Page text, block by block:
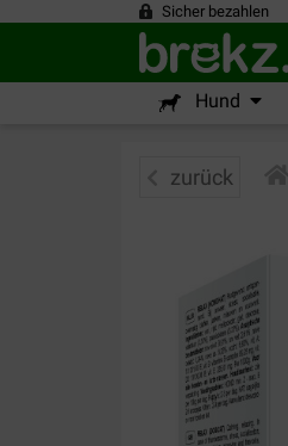
Sicher bezahlen
Hund
zurück